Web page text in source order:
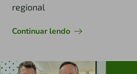
regional
Continuar lendo